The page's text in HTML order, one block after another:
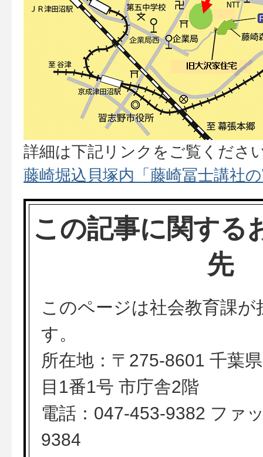
詳細は下記リンクをご覧くださ
藤崎堀込貝塚内「藤崎冨士講社
この記事に関する
先
このページは社会教育課
す。
所在地：〒275-8601 千葉
目1番1号 市庁舎2階
電話：047-453-9382 ファ
9384